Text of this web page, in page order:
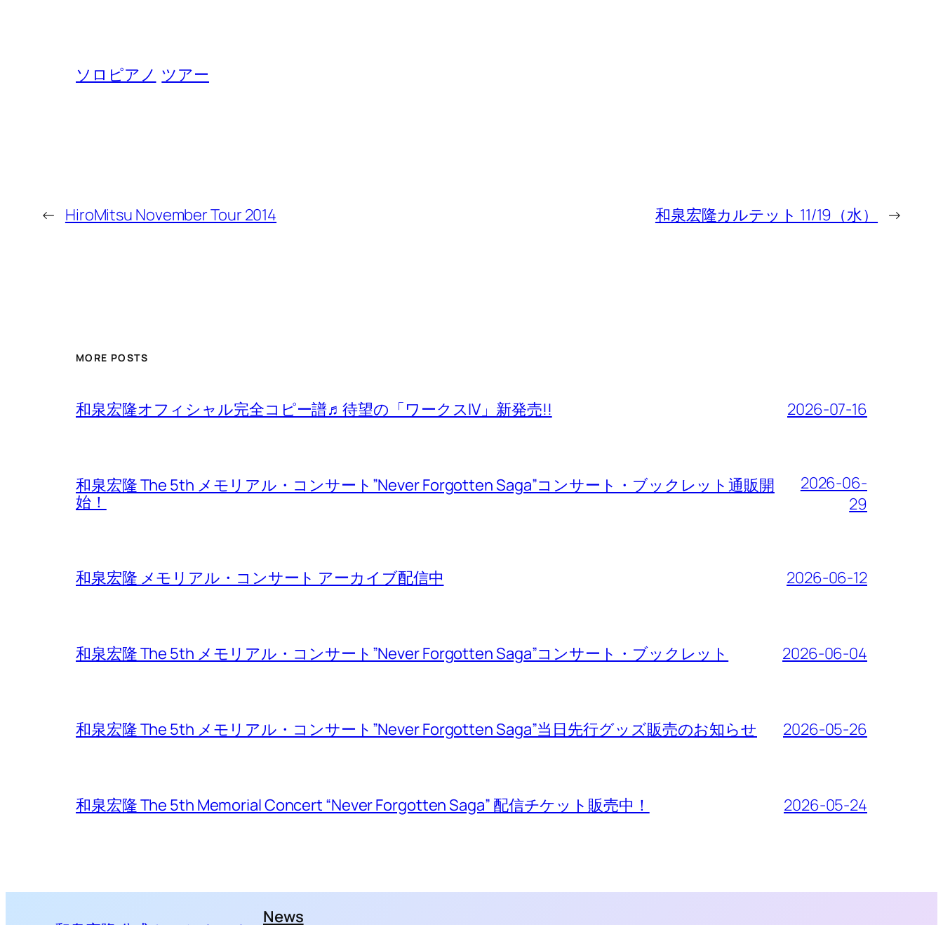
ソロピアノ ツアー
← HiroMitsu November Tour 2014 和泉宏隆カルテット 11/19（水） →
MORE POSTS
和泉宏隆オフィシャル完全コピー譜♬待望の「ワークスIV」新発売!! 2026-07-16
和泉宏隆 The 5th メモリアル・コンサート”Never Forgotten Saga”コンサート・ブックレット通販開
始！
2026-06-
29
和泉宏隆 メモリアル・コンサート アーカイブ配信中 2026-06-12
和泉宏隆 The 5th メモリアル・コンサート”Never Forgotten Saga”コンサート・ブックレット 2026-06-04
和泉宏隆 The 5th メモリアル・コンサート”Never Forgotten Saga”当日先行グッズ販売のお知らせ 2026-05-26
和泉宏隆 The 5th Memorial Concert “Never Forgotten Saga” 配信チケット販売中！ 2026-05-24
News